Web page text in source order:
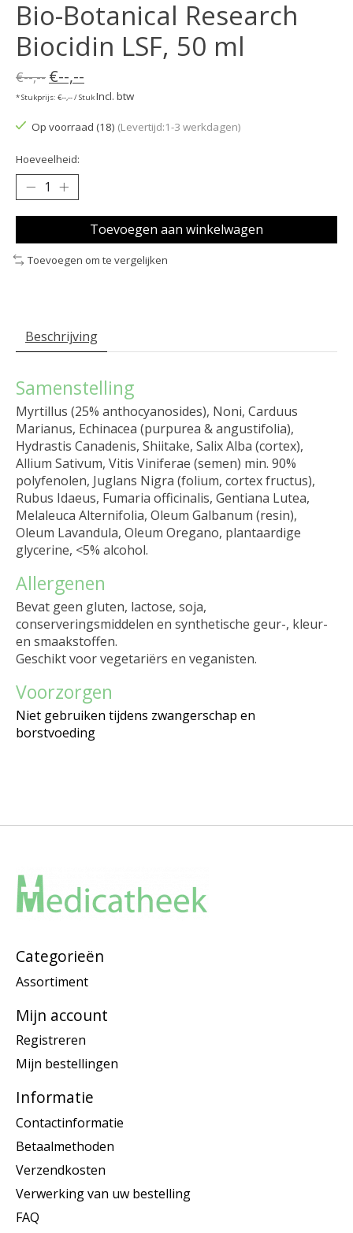
Bio-Botanical Research
Biocidin LSF, 50 ml
€--,-- €--,--
* Stukprijs: €--,-- / StukIncl. btw
Op voorraad (18) (Levertijd:1-3 werkdagen)
Hoeveelheid:
Toevoegen aan winkelwagen
Toevoegen om te vergelijken
Beschrijving
Samenstelling
Myrtillus (25% anthocyanosides), Noni, Carduus
Marianus, Echinacea (purpurea & angustifolia),
Hydrastis Canadenis, Shiitake, Salix Alba (cortex),
Allium Sativum, Vitis Viniferae (semen) min. 90%
polyfenolen, Juglans Nigra (folium, cortex fructus),
Rubus Idaeus, Fumaria officinalis, Gentiana Lutea,
Melaleuca Alternifolia, Oleum Galbanum (resin),
Oleum Lavandula, Oleum Oregano, plantaardige
glycerine, <5% alcohol.
Allergenen
Bevat geen gluten, lactose, soja,
conserveringsmiddelen en synthetische geur-, kleur-
en smaakstoffen.
Geschikt voor vegetariërs en veganisten.
Voorzorgen
Niet gebruiken tijdens zwangerschap en
borstvoeding
Categorieën
Assortiment
Mijn account
Registreren
Mijn bestellingen
Informatie
Contactinformatie
Betaalmethoden
Verzendkosten
Verwerking van uw bestelling
FAQ